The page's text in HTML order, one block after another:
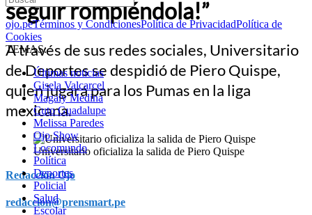
ojo.peTérminos y CondicionesPolítica de PrivacidadPolítica de
Cookies
TEMAS:
Últimas noticias
Gisela Valcarcel
Magaly Medina
Cuto Guadalupe
Melissa Paredes
Ojo Show
Locomundo
Política
Deportes
Policial
Salud
Escolar
seguir rompiéndola!”
A través de sus redes sociales, Universitario
de Deportes se despidió de Piero Quispe,
quien jugará para los Pumas en la liga
mexicana.
Universitario oficializa la salida de Piero Quispe
Redacción Ojo
redaccion@prensmart.pe